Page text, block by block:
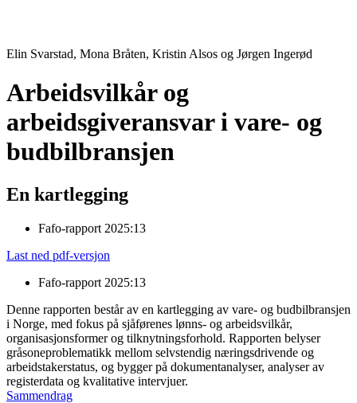
Elin Svarstad, Mona Bråten, Kristin Alsos og Jørgen Ingerød
Arbeidsvilkår og
arbeidsgiveransvar i vare- og
budbilbransjen
En kartlegging
Fafo-rapport 2025:13
Last ned pdf-versjon
Fafo-rapport 2025:13
Denne rapporten består av en kartlegging av vare- og budbilbransjen
i Norge, med fokus på sjåførenes lønns- og arbeidsvilkår,
organisasjonsformer og tilknytningsforhold. Rapporten belyser
gråsoneproblematikk mellom selvstendig næringsdrivende og
arbeidstakerstatus, og bygger på dokumentanalyser, analyser av
registerdata og kvalitative intervjuer.
Sammendrag